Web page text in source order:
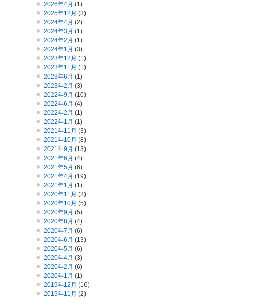
2026年4月 (1)
2025年12月 (3)
2024年4月 (2)
2024年3月 (1)
2024年2月 (1)
2024年1月 (3)
2023年12月 (1)
2023年11月 (1)
2023年6月 (1)
2023年2月 (3)
2022年9月 (10)
2022年6月 (4)
2022年2月 (1)
2022年1月 (1)
2021年11月 (3)
2021年10月 (8)
2021年9月 (13)
2021年6月 (4)
2021年5月 (6)
2021年4月 (19)
2021年1月 (1)
2020年11月 (3)
2020年10月 (5)
2020年9月 (5)
2020年8月 (4)
2020年7月 (6)
2020年6月 (13)
2020年5月 (6)
2020年4月 (3)
2020年2月 (6)
2020年1月 (1)
2019年12月 (16)
2019年11月 (2)